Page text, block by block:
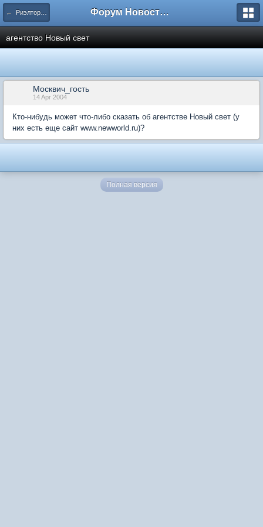
← Риэлторские и строительные фирмы Форум Новостройки
агентство Новый свет
Москвич_гость
14 Apr 2004
Кто-нибудь может что-либо сказать об агентстве Новый свет (у
них есть еще сайт www.newworld.ru)?
Полная версия